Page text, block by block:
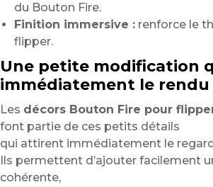
du Bouton Fire.
Finition immersive : renforce le
flipper.
Une petite modification
immédiatement le rendu
Les décors Bouton Fire pour
font partie de ces petits détails
qui attirent immédiatement le
Ils permettent d’ajouter facilement
cohérente,